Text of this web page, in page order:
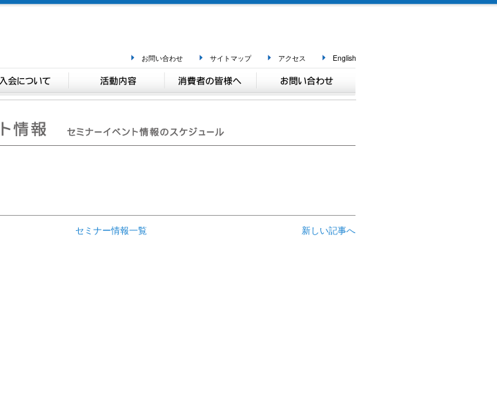
お問い合わせ サイトマップ アクセス English
セミナー情報一覧 新しい記事へ